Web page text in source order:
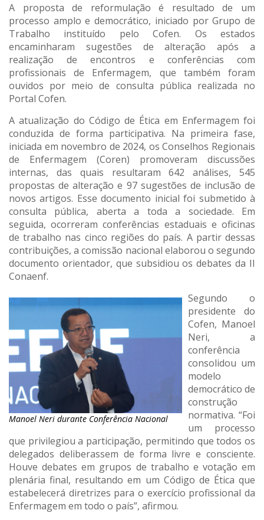
A proposta de reformulação é resultado de um
processo amplo e democrático, iniciado por Grupo de
Trabalho instituído pelo Cofen. Os estados
encaminharam sugestões de alteração após a
realização de encontros e conferências com
profissionais de Enfermagem, que também foram
ouvidos por meio de consulta pública realizada no
Portal Cofen.
A atualização do Código de Ética em Enfermagem foi
conduzida de forma participativa. Na primeira fase,
iniciada em novembro de 2024, os Conselhos Regionais
de Enfermagem (Coren) promoveram discussões
internas, das quais resultaram 642 análises, 545
propostas de alteração e 97 sugestões de inclusão de
novos artigos. Esse documento inicial foi submetido à
consulta pública, aberta a toda a sociedade. Em
seguida, ocorreram conferências estaduais e oficinas
de trabalho nas cinco regiões do país. A partir dessas
contribuições, a comissão nacional elaborou o segundo
documento orientador, que subsidiou os debates da II
Conaenf.
Manoel Neri durante Conferência Nacional
Segundo o
presidente do
Cofen, Manoel
Neri, a
conferência
consolidou um
modelo
democrático de
construção
normativa. “Foi
um processo
que privilegiou a participação, permitindo que todos os
delegados deliberassem de forma livre e consciente.
Houve debates em grupos de trabalho e votação em
plenária final, resultando em um Código de Ética que
estabelecerá diretrizes para o exercício profissional da
Enfermagem em todo o país”, afirmou.